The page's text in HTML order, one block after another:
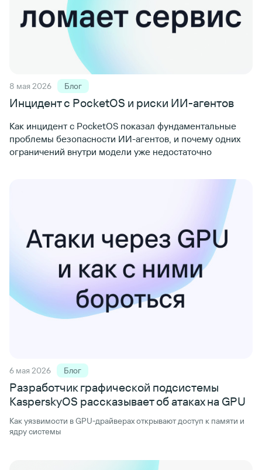
8 мая 2026 Блог
Инцидент с PocketOS и риски ИИ-агентов
Как инцидент с PocketOS показал фундаментальные
проблемы безопасности ИИ-агентов, и почему одних
ограничений внутри модели уже недостаточно
6 мая 2026 Блог
Разработчик графической подсистемы
KasperskyOS рассказывает об атаках на GPU
Как уязвимости в GPU-драйверах открывают доступ к памяти и
ядру системы